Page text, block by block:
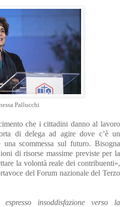
Pallucchi
che i cittadini danno al lavoro
di delega ad agire dove c’è un
una scommessa sul futuro. Bisogna
di risorse massime previste per la
la volontà reale dei contribuenti»,
del Forum nazionale del Terzo
insoddisfazione verso la